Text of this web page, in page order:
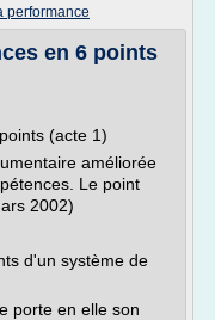
performance
en 6 points
(acte 1)
améliorée
Le point
2002)
d'un système de
porte en elle son